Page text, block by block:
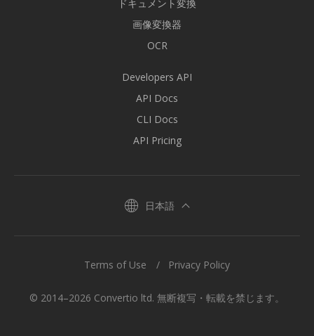
ドキュメント変換
画像変換器
OCR
Developers API
API Docs
CLI Docs
API Pricing
日本語
© 2014–2026 Convertio ltd. 無断複写・転載を禁じます。
Terms of Use Privacy Policy